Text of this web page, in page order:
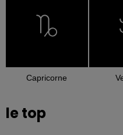
Capricorne
le top